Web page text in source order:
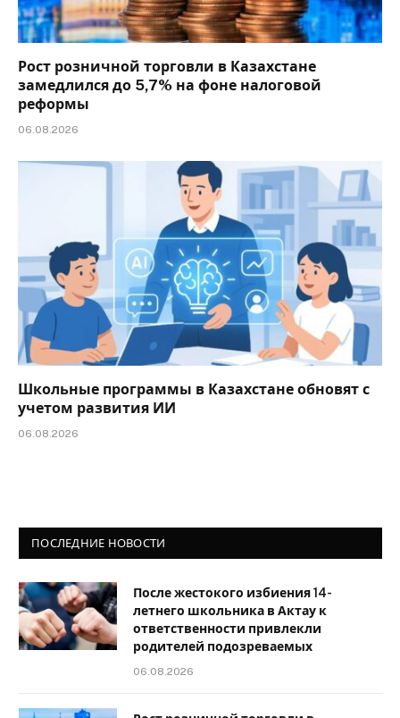
Рост розничной торговли в Казахстане
замедлился до 5,7% на фоне налоговой
реформы
06.08.2026
Школьные программы в Казахстане обновят с
учетом развития ИИ
06.08.2026
ПОСЛЕДНИЕ НОВОСТИ
После жестокого избиения 14-
летнего школьника в Актау к
ответственности привлекли
родителей подозреваемых
06.08.2026